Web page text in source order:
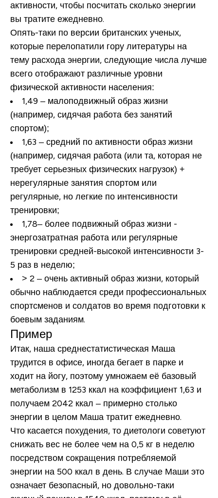
активности, чтобы посчитать сколько энергии
вы тратите ежедневно.
Опять-таки по версии британских ученых,
которые перелопатили гору литературы на
тему расхода энергии, следующие числа лучше
всего отображают различные уровни
физической активности населения:
1,49 – малоподвижный образ жизни
(например, сидячая работа без занятий
спортом);
1,63 – средний по активности образ жизни
(например, сидячая работа (или та, которая не
требует серьезных физических нагрузок) +
нерегулярные занятия спортом или
регулярные, но легкие по интенсивности
тренировки;
1,78– более подвижный образ жизни -
энергозатратная работа или регулярные
тренировки средней-высокой интенсивности 3-
5 раз в неделю;
> 2 – очень активный образ жизни, который
обычно наблюдается среди профессиональных
спортсменов и солдатов во время подготовки к
боевым заданиям.
Пример
Итак, наша среднестатистическая Маша
трудится в офисе, иногда бегает в парке и
ходит на йогу, поэтому умножаем её базовый
метаболизм в 1253 ккал на коэффициент 1,63 и
получаем 2042 ккал – примерно столько
энергии в целом Маша тратит ежедневно.
Что касается похудения, то диетологи советуют
снижать вес не более чем на 0,5 кг в неделю
посредством сокращения потребляемой
энергии на 500 ккал в день. В случае Маши это
означает безопасный, но довольно-таки